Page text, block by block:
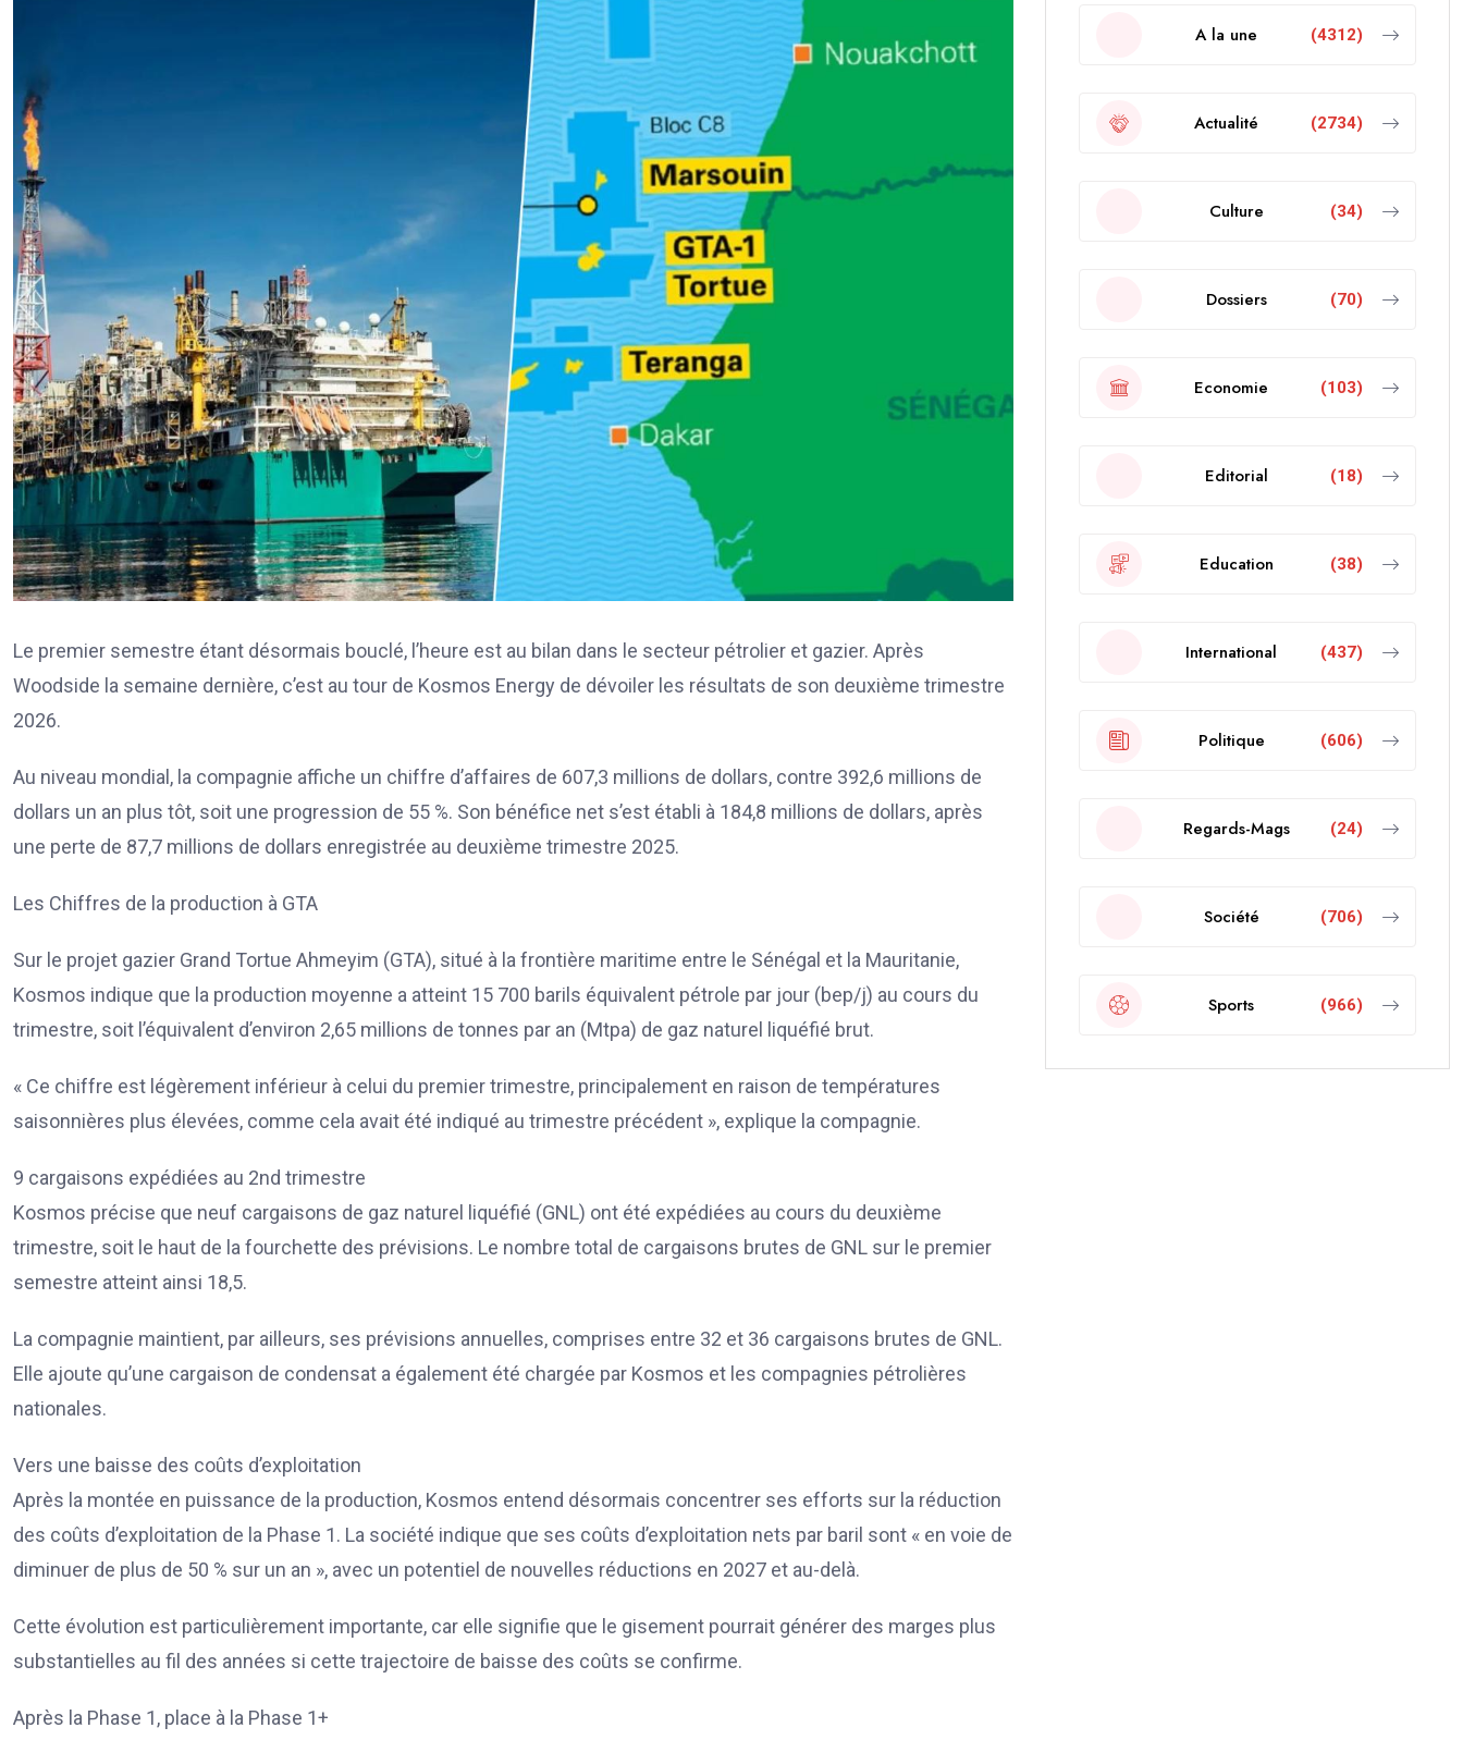
Le premier semestre étant désormais bouclé, l’heure est au bilan dans le secteur pétrolier et gazier. Après
Woodside la semaine dernière, c’est au tour de Kosmos Energy de dévoiler les résultats de son deuxième trimestre
2026.
Au niveau mondial, la compagnie affiche un chiffre d’affaires de 607,3 millions de dollars, contre 392,6 millions de
dollars un an plus tôt, soit une progression de 55 %. Son bénéfice net s’est établi à 184,8 millions de dollars, après
une perte de 87,7 millions de dollars enregistrée au deuxième trimestre 2025.
Les Chiffres de la production à GTA
Sur le projet gazier Grand Tortue Ahmeyim (GTA), situé à la frontière maritime entre le Sénégal et la Mauritanie,
Kosmos indique que la production moyenne a atteint 15 700 barils équivalent pétrole par jour (bep/j) au cours du
trimestre, soit l’équivalent d’environ 2,65 millions de tonnes par an (Mtpa) de gaz naturel liquéfié brut.
« Ce chiffre est légèrement inférieur à celui du premier trimestre, principalement en raison de températures
saisonnières plus élevées, comme cela avait été indiqué au trimestre précédent », explique la compagnie.
9 cargaisons expédiées au 2nd trimestre
Kosmos précise que neuf cargaisons de gaz naturel liquéfié (GNL) ont été expédiées au cours du deuxième
trimestre, soit le haut de la fourchette des prévisions. Le nombre total de cargaisons brutes de GNL sur le premier
semestre atteint ainsi 18,5.
La compagnie maintient, par ailleurs, ses prévisions annuelles, comprises entre 32 et 36 cargaisons brutes de GNL.
Elle ajoute qu’une cargaison de condensat a également été chargée par Kosmos et les compagnies pétrolières
nationales.
Vers une baisse des coûts d’exploitation
Après la montée en puissance de la production, Kosmos entend désormais concentrer ses efforts sur la réduction
des coûts d’exploitation de la Phase 1. La société indique que ses coûts d’exploitation nets par baril sont « en voie de
diminuer de plus de 50 % sur un an », avec un potentiel de nouvelles réductions en 2027 et au-delà.
Cette évolution est particulièrement importante, car elle signifie que le gisement pourrait générer des marges plus
substantielles au fil des années si cette trajectoire de baisse des coûts se confirme.
Après la Phase 1, place à la Phase 1+
A la une (4312)
Actualité (2734)
Culture (34)
Dossiers (70)
Economie (103)
Editorial (18)
Education (38)
International (437)
Politique (606)
Regards-Mags (24)
Société (706)
Sports (966)